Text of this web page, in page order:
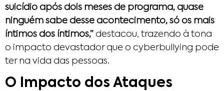
suicídio após dois meses de programa, quase
ninguém sabe desse acontecimento, só os mais
íntimos dos íntimos,” destacou, trazendo à tona
o impacto devastador que o cyberbullying pode
ter na vida das pessoas.
O Impacto dos Ataques